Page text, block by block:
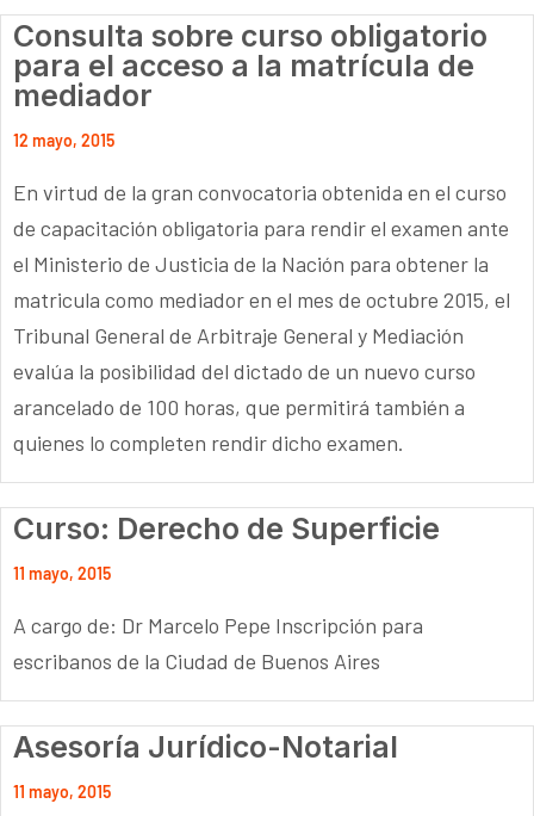
Consulta sobre curso obligatorio
para el acceso a la matrícula de
mediador
12 mayo, 2015
En virtud de la gran convocatoria obtenida en el curso
de capacitación obligatoria para rendir el examen ante
el Ministerio de Justicia de la Nación para obtener la
matricula como mediador en el mes de octubre 2015, el
Tribunal General de Arbitraje General y Mediación
evalúa la posibilidad del dictado de un nuevo curso
arancelado de 100 horas, que permitirá también a
quienes lo completen rendir dicho examen.
Curso: Derecho de Superficie
11 mayo, 2015
A cargo de: Dr Marcelo Pepe Inscripción para
escribanos de la Ciudad de Buenos Aires
Asesoría Jurídico-Notarial
11 mayo, 2015